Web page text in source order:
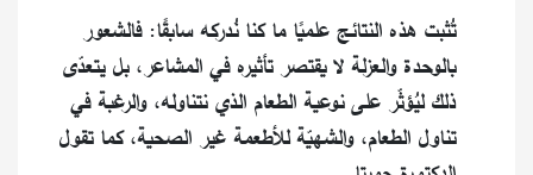
تُثبت هذه النتائج علميًا ما كنا نُدركه سابقًا: فالشعور
بالوحدة والعزلة لا يقتصر تأثيره في المشاعر، بل يتعدّى
ذلك ليُؤثّر على نوعية الطعام الذي نتناوله، والرغبة في
تناول الطعام، والشهيّة للأطعمة غير الصحية، كما تقول